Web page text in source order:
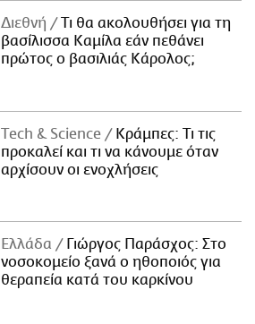
Διεθνή
Τι θα ακολουθήσει για τη
βασίλισσα Καμίλα εάν πεθάνει
πρώτος ο βασιλιάς Κάρολος;
Τech & Science
Κράμπες: Τι τις
προκαλεί και τι να κάνουμε όταν
αρχίσουν οι ενοχλήσεις
Ελλάδα
Γιώργος Παράσχος: Στο
νοσοκομείο ξανά ο ηθοποιός για
θεραπεία κατά του καρκίνου